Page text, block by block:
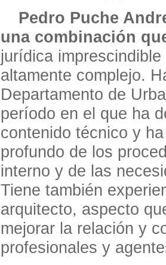
Pedro Puche
una combinación
jurídica
altamente complejo.
Departamento de
período en el que ha
contenido técnico y
profundo de los
interno y de las
Tiene también
arquitecto, aspecto
mejorar la relación y
profesionales y